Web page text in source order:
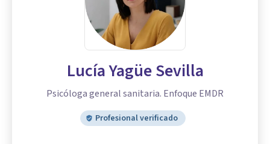
Lucía Yagüe Sevilla
Psicóloga general sanitaria. Enfoque EMDR
Profesional verificado